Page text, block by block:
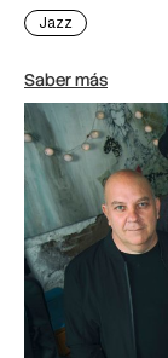
Jazz
Saber más